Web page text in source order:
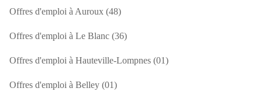
Offres d'emploi à Auroux (48)
Offres d'emploi à Le Blanc (36)
Offres d'emploi à Hauteville-Lompnes (01)
Offres d'emploi à Belley (01)